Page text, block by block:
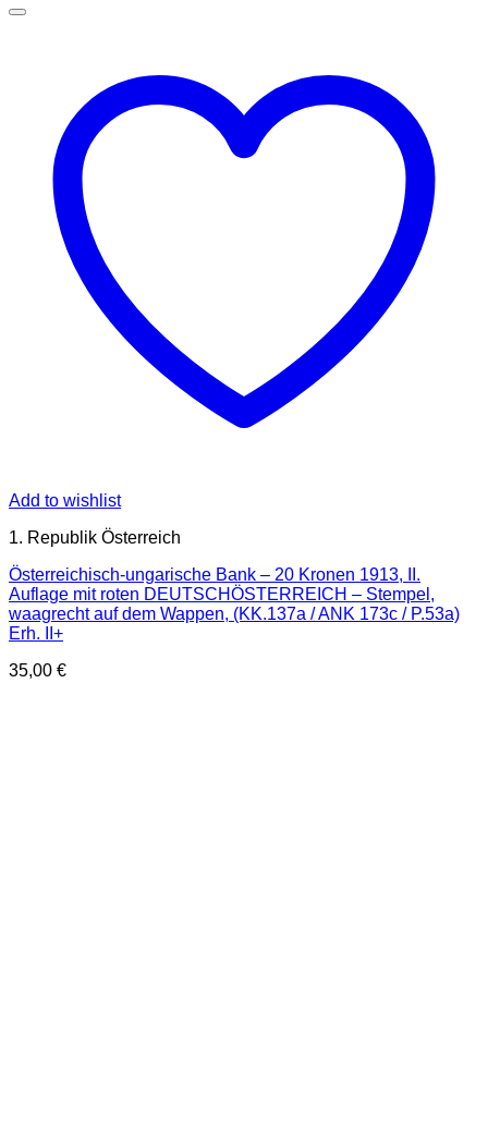
Add to wishlist
1. Republik Österreich
Österreichisch-ungarische Bank – 20 Kronen 1913, II.
Auflage mit roten DEUTSCHÖSTERREICH – Stempel,
waagrecht auf dem Wappen, (KK.137a / ANK 173c / P.53a)
Erh. II+
35,00 €